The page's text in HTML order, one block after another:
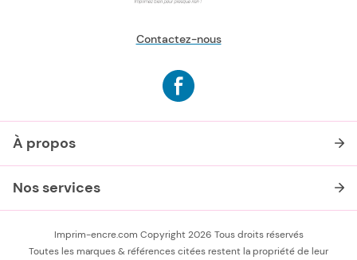
Contactez-nous
À propos
Nos services
Imprim-encre.com Copyright 2026 Tous droits réservés
Toutes les marques & références citées restent la propriété de leur